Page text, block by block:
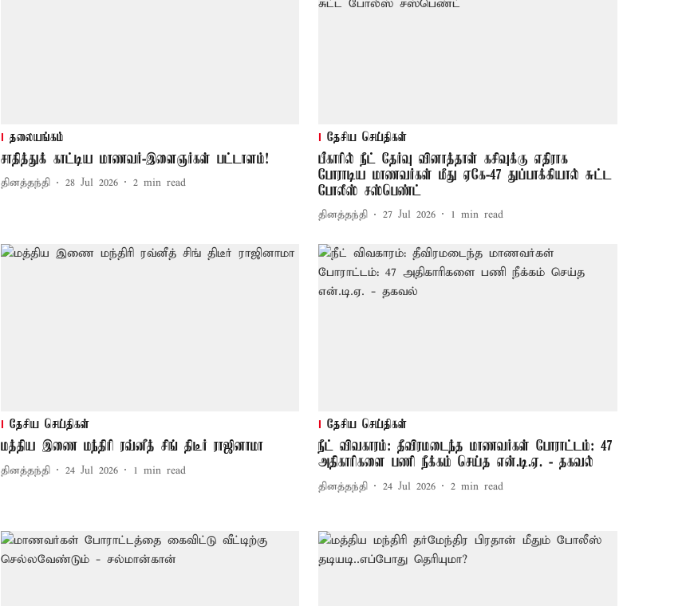
தலையங்கம்
சாதித்துக் காட்டிய மாணவர்-இளைஞர்கள் பட்டாளம்!
தினத்தந்தி 28 Jul 2026 2 min read
தேசிய செய்திகள்
பீகாரில் நீட் தேர்வு வினாத்தாள் கசிவுக்கு எதிராக
போராடிய மாணவர்கள் மீது ஏகே-47 துப்பாக்கியால் சுட்ட
போலீஸ் சஸ்பெண்ட்
தினத்தந்தி 27 Jul 2026 1 min read
தேசிய செய்திகள்
மத்திய இணை மந்திரி ரவ்னீத் சிங் திடீர் ராஜினாமா
தினத்தந்தி 24 Jul 2026 1 min read
தேசிய செய்திகள்
நீட் விவகாரம்: தீவிரமடைந்த மாணவர்கள் போராட்டம்: 47
அதிகாரிகளை பணி நீக்கம் செய்த என்.டி.ஏ. - தகவல்
தினத்தந்தி 24 Jul 2026 2 min read